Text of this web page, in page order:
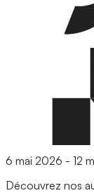
6 mai 2026 - 12
Découvrez nos